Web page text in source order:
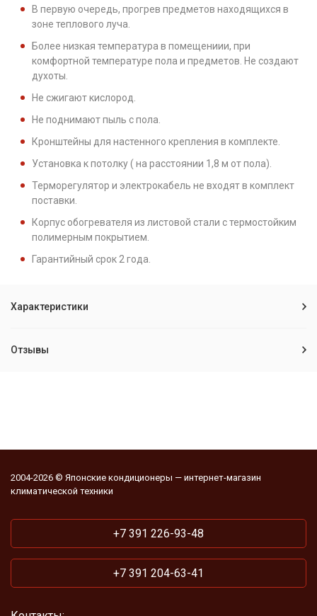
В первую очередь, прогрев предметов находящихся в
зоне теплового луча.
Более низкая температура в помещениии, при
комфортной температуре пола и предметов. Не создают
духоты.
Не сжигают кислород.
Не поднимают пыль с пола.
Кронштейны для настенного крепления в комплекте.
Установка к потолку ( на расстоянии 1,8 м от пола).
Терморегулятор и электрокабель не входят в комплект
поставки.
Корпус обогревателя из листовой стали с термостойким
полимерным покрытием.
Гарантийный срок 2 года.
Характеристики
Отзывы
2004-2026 © Японские кондиционеры — интернет-магазин
климатической техники
+7 391 226-93-48
+7 391 204-63-41